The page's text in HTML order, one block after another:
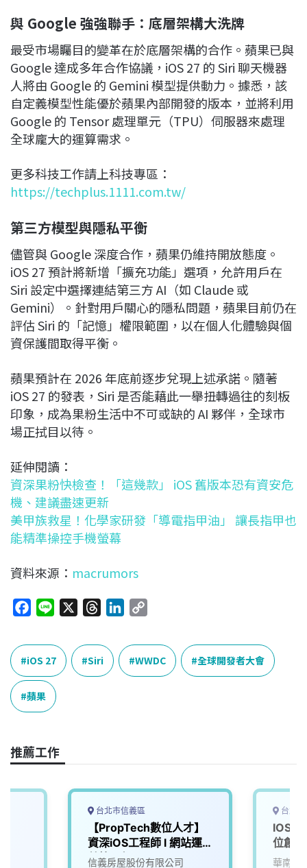
與 Google 強強聯手：底層架構大洗牌
最受市場矚目的變革在於底層架構的合作。蘋果已與
Google 達成多年合作協議，iOS 27 的 Siri 聊天機器
人將由 Google 的 Gemini 模型提供動力。據悉，該
自定義模型性能優於蘋果內部開發的版本，並將利用
Google 的 Tensor 處理單元（TPU）伺服器來處理
全球龐大的運算需求。
更多科技工作請上科技專區：
https://techplus.1111.com.tw/
第三方模型與隱私平衡
儘管與 Google 深度合作，蘋果仍維持開放態度。
iOS 27 預計將新增「擴充功能」選項，允許用戶在
Siri 設定中選擇連結第三方 AI（如 Claude 或
Gemini）。針對用戶關心的隱私問題，蘋果目前仍在
評估 Siri 的「記憶」權限範圍，以在個人化體驗與個
資保護間取得平衡。
蘋果預計在 2026 年底前逐步兌現上述承諾。隨著
iOS 27 的發表，Siri 是否能藉此一舉扭轉過往的刻板
印象，成為果粉生活中不可或缺的 AI 夥伴，全球市
場正拭目以待。
延伸閱讀：
資深果粉快檢查！「這幾款」 iOS 舊版本恐有資安危
機、建議盡速更新
美甲族救星！化學家研發「導電指甲油」 讓長指甲也
能精準操控手機螢幕
資料來源： macrumors
c
e
b
o
o
n
e
r
e
a
n
k
e
p
y
L
iOS 27 Siri WWDC 全球開發者大會
蘋果
推薦工作
台北市信義區
【PropTech數位人才】
資深iOS工程師 l 網站運
營管理部
信義房屋股份有限公司
台北
IOS行
位創
華南永